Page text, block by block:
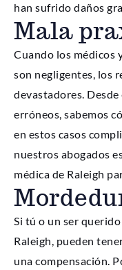
han sufrido daños
Mala
Cuando los médicos
son negligentes, los
devastadores.
erróneos, sabemos
en estos casos
nuestros abogados
médica de Raleigh
Si tú o un ser
Raleigh, pueden
una compensación.